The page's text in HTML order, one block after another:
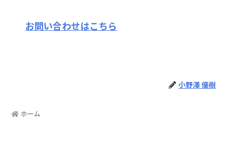
お問い合わせはこちら
小野澤 優樹
ホーム